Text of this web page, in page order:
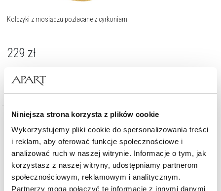
Niniejsza strona korzysta z plików cookie
Wykorzystujemy pliki cookie do spersonalizowania treści
i reklam, aby oferować funkcje społecznościowe i
analizować ruch w naszej witrynie. Informacje o tym, jak
korzystasz z naszej witryny, udostępniamy partnerom
społecznościowym, reklamowym i analitycznym.
Partnerzy mogą połączyć te informacje z innymi danymi
Kolczyki z mosiądzu pozłacane z cyrkoniami
229 zł